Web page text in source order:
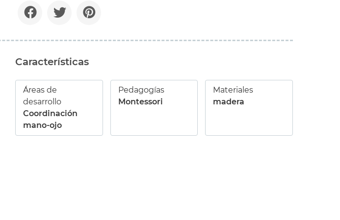
Características
Áreas de
desarrollo
Coordinación
mano-ojo
Pedagogías
Montessori
Materiales
madera